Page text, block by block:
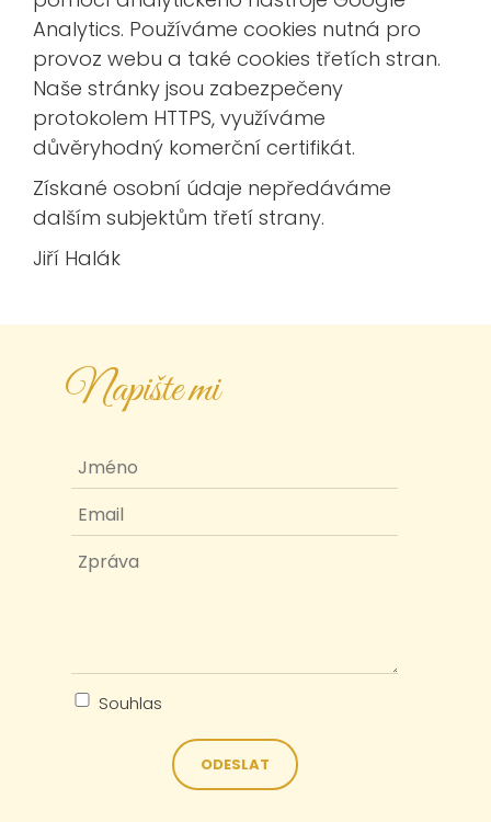
Analytics. Používáme cookies nutná pro
provoz webu a také cookies třetích stran.
Naše stránky jsou zabezpečeny
protokolem HTTPS, využíváme
důvěryhodný komerční certifikát.
Získané osobní údaje nepředáváme
dalším subjektům třetí strany.
Jiří Halák
Napište mi
Souhlas